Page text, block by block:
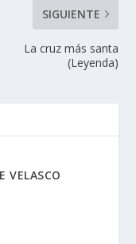
SIGUIENTE
La cruz más santa
(Leyenda)
VELASCO